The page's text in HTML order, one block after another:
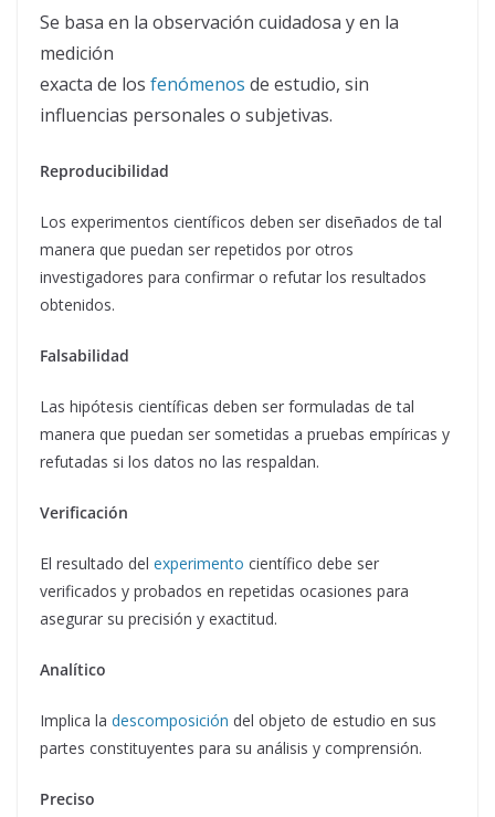
Se basa en la observación cuidadosa y en la
medición
exacta de los fenómenos de estudio, sin
influencias personales o subjetivas.
Reproducibilidad
Los experimentos científicos deben ser diseñados de tal
manera que puedan ser repetidos por otros
investigadores para confirmar o refutar los resultados
obtenidos.
Falsabilidad
Las hipótesis científicas deben ser formuladas de tal
manera que puedan ser sometidas a pruebas empíricas y
refutadas si los datos no las respaldan.
Verificación
El resultado del experimento científico debe ser
verificados y probados en repetidas ocasiones para
asegurar su precisión y exactitud.
Analítico
Implica la descomposición del objeto de estudio en sus
partes constituyentes para su análisis y comprensión.
Preciso